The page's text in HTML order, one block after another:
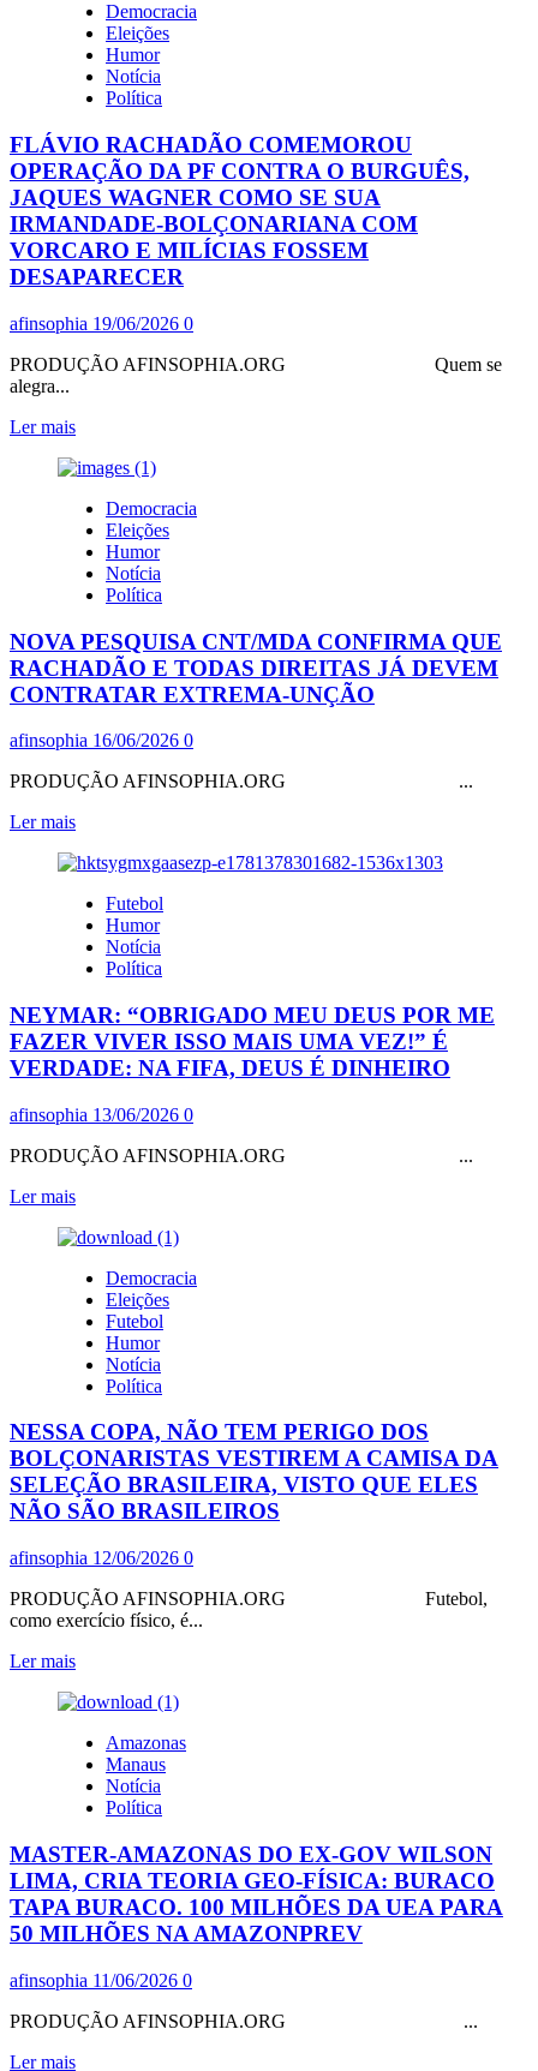
DO
SPORT-
GLOBO,
FANTASIOU
ATINGIR
POR
ELE
DIZER
QUE
NEY
É
“HOME
DA
SELEÇÃO,
JÁ
“É
DOS
QUE
FÃS!
Democracia
Eleições
Humor
Notícia
Política
FLÁVIO RACHADÃO COMEMOROU
OPERAÇÃO DA PF CONTRA O BURGUÊS,
JAQUES WAGNER COMO SE SUA
IRMANDADE-BOLÇONARIANA COM
VORCARO E MILÍCIAS FOSSEM
DESAPARECER
afinsophia 19/06/2026 0
PRODUÇÃO AFINSOPHIA.ORG Quem se
alegra...
Ler maisLeia
sobre
RACHADÃO
COMEMOROU
OPERAÇÃO
DA
PF
O
BURGUÊS,
JAQUES
WAGNER
SE
SUA
IRMANDADE-
BOLÇONARIANA
COM
VORCARO
MILÍCIAS
FOSSEM
DESAPARECER
Democracia
Eleições
Humor
Notícia
Política
NOVA PESQUISA CNT/MDA CONFIRMA QUE
RACHADÃO E TODAS DIREITAS JÁ DEVEM
CONTRATAR EXTREMA-UNÇÃO
afinsophia 16/06/2026 0
PRODUÇÃO AFINSOPHIA.ORG ...
Ler maisLeia
sobre
PESQUISA
CNT/MDA
CONFIRMA
QUE
E
TODAS
DIREITAS
JÁ
CONTRATAR
EXTREMA-
UNÇÃO
Futebol
Humor
Notícia
Política
NEYMAR: “OBRIGADO MEU DEUS POR ME
FAZER VIVER ISSO MAIS UMA VEZ!” É
VERDADE: NA FIFA, DEUS É DINHEIRO
afinsophia 13/06/2026 0
PRODUÇÃO AFINSOPHIA.ORG ...
Ler maisLeia
sobre
“OBRIGADO
MEU
DEUS
POR
ME
FAZER
ISSO
MAIS
UMA
VEZ!”
É
NA
FIFA,
DEUS
É
Democracia
Eleições
Futebol
Humor
Notícia
Política
NESSA COPA, NÃO TEM PERIGO DOS
BOLÇONARISTAS VESTIREM A CAMISA DA
SELEÇÃO BRASILEIRA, VISTO QUE ELES
NÃO SÃO BRASILEIROS
afinsophia 12/06/2026 0
PRODUÇÃO AFINSOPHIA.ORG Futebol,
como exercício físico, é...
Ler maisLeia
sobre
COPA,
NÃO
TEM
PERIGO
BOLÇONARISTAS
VESTIREM
A
CAMISA
DA
BRASILEIRA,
QUE
Amazonas
Manaus
Notícia
Política
MASTER-AMAZONAS DO EX-GOV WILSON
LIMA, CRIA TEORIA GEO-FÍSICA: BURACO
TAPA BURACO. 100 MILHÕES DA UEA PARA
50 MILHÕES NA AMAZONPREV
afinsophia 11/06/2026 0
PRODUÇÃO AFINSOPHIA.ORG ...
Ler maisLeia